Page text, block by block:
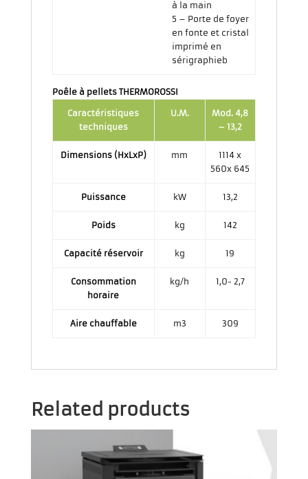
à la main
5 – Porte de foyer
en fonte et cristal
imprimé en
sérigraphieb
Poêle à pellets THERMOROSSI
Caractéristiques
techniques
U.M.
Mod. 4,8
– 13,2
Dimensions (HxLxP) mm
1114 x
560x 645
Puissance kW 13,2
Poids kg 142
Capacité réservoir kg 19
Consommation
horaire
kg/h 1,0- 2,7
Aire chauffable m3 309
Related products